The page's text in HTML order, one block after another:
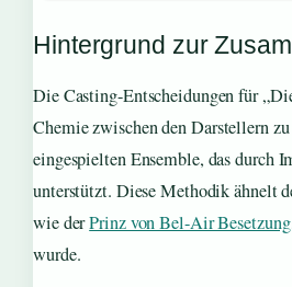
Hintergrund zur
Die Casting-Entscheidungen für
Chemie zwischen den Darstellern
eingespielten Ensemble, das durch
unterstützt. Diese Methodik ähnelt
wie derPrinz von Bel-Air Besetzung
wurde.